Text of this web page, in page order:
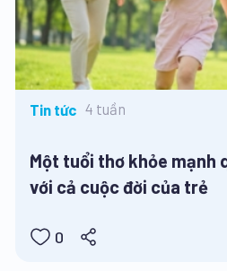
Tin tức 4 tuần
Một tuổi thơ khỏe mạnh
với cả cuộc đời của trẻ
0